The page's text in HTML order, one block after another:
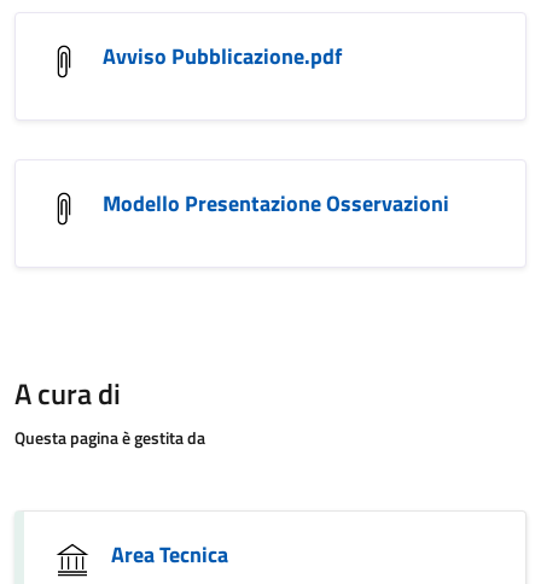
Avviso Pubblicazione.pdf
Modello Presentazione Osservazioni
A cura di
Questa pagina è gestita da
Area Tecnica